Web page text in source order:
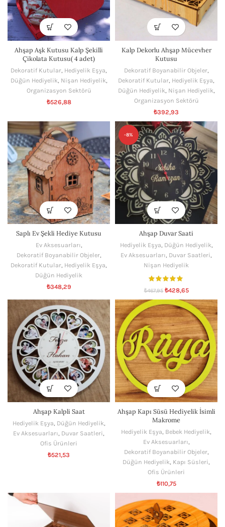
Ahşap Aşk Kutusu Kalp Şekilli
Çikolata Kutusu( 4 adet)
Dekoratif Kutular, Hediyelik Eşya,
Düğün Hediyelik, Nişan Hediyelik,
Organizasyon Sektörü
₺526,88
Kalp Dekorlu Ahşap Mücevher
Kutusu
Dekoratif Boyanabilir Objeler,
Dekoratif Kutular, Hediyelik Eşya,
Düğün Hediyelik, Nişan Hediyelik,
Organizasyon Sektörü
₺392,93
Saplı Ev Şekli Hediye Kutusu
Ev Aksesuarları,
Dekoratif Boyanabilir Objeler,
Dekoratif Kutular, Hediyelik Eşya,
Düğün Hediyelik
₺348,29
-8%
Ahşap Duvar Saati
Hediyelik Eşya, Düğün Hediyelik,
Ev Aksesuarları, Duvar Saatleri,
Nişan Hediyelik
₺467,95 ₺428,65
Ahşap Kalpli Saat
Hediyelik Eşya, Düğün Hediyelik,
Ev Aksesuarları, Duvar Saatleri,
Ofis Ürünleri
₺521,53
Ahşap Kapı Süsü Hediyelik İsimli
Makrome
Hediyelik Eşya, Bebek Hediyelik,
Ev Aksesuarları,
Dekoratif Boyanabilir Objeler,
Düğün Hediyelik, Kapı Süsleri,
Ofis Ürünleri
₺110,75